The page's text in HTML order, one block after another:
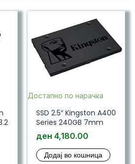
Достапно по нарачка
SSD 2.5″ Kingston A400
Series 240GB 7mm
ден 4,180.00
Додај во кошница